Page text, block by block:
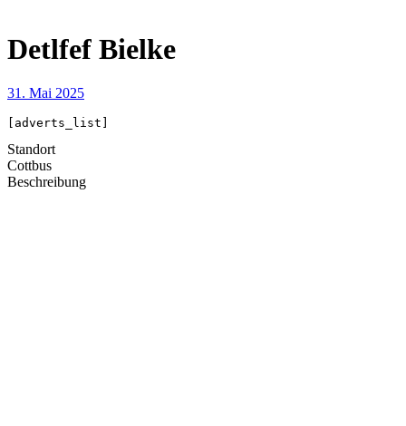
Detlfef Bielke
31. Mai 2025
[adverts_list]
Standort
Cottbus
Beschreibung